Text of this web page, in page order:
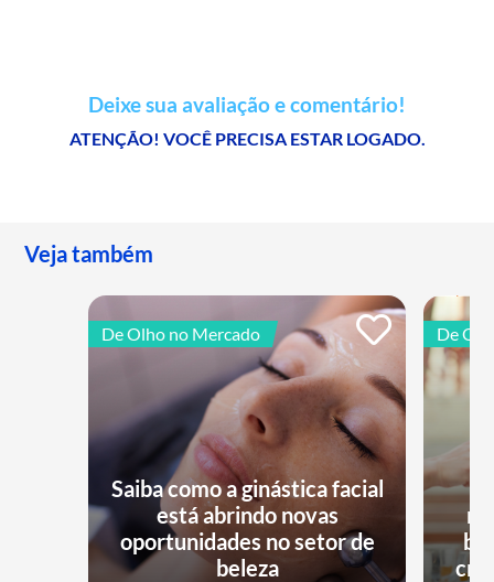
Deixe sua avaliação e comentário!
ATENÇÃO! VOCÊ PRECISA ESTAR LOGADO.
Veja também
De Olho no Mercado
Saiba como a ginástica facial
está abrindo novas
oportunidades no setor de
beleza
De